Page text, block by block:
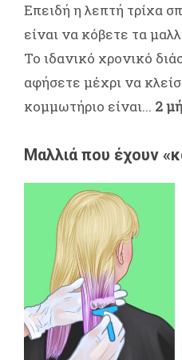
Επειδή η λεπτή τρίχα
είναι να κόβετε τα
Το ιδανικό χρονικό
αφήσετε μέχρι να
κομμωτήριο είναι... 2
Μαλλιά που έχουν